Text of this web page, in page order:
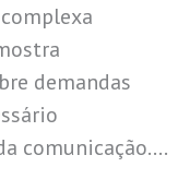
demandas
comunicação….